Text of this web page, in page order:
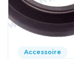
Accessoire